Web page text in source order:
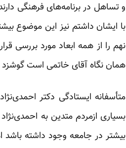
و تساهل در برنامه‌های فرهنگی
با ایشان داشتم نیز این موضوع
نهم را از همه ابعاد مورد بررسی
همان نگاه آقای خاتمی است
متأسفانه ایستادگی دکتر
بسیاری ازمردم متدین به
بیشتر در جامعه وجود داشته